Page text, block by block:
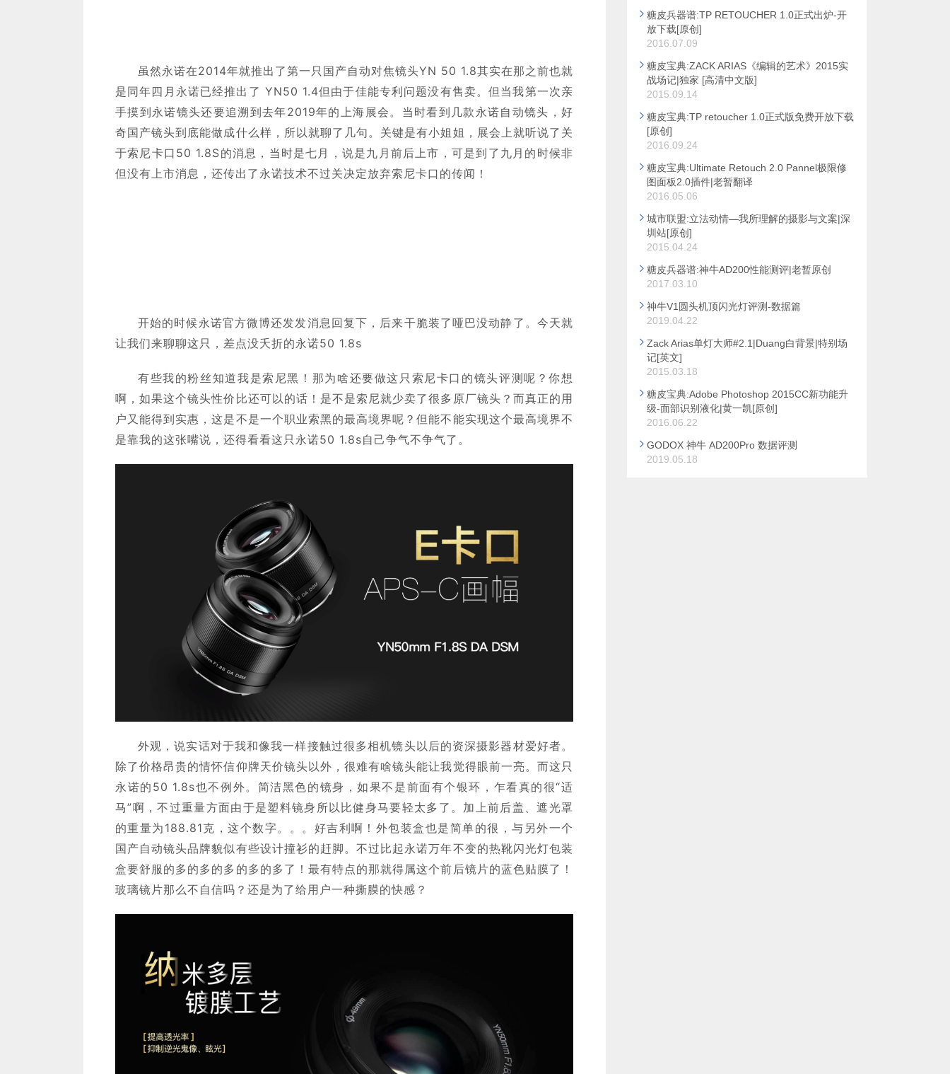
虽然永诺在2014年就推出了第一只国产自动对焦镜头YN 50 1.8其实在那之前也就
是同年四月永诺已经推出了 YN50 1.4但由于佳能专利问题没有售卖。但当我第一次亲
手摸到永诺镜头还要追溯到去年2019年的上海展会。当时看到几款永诺自动镜头，好
奇国产镜头到底能做成什么样，所以就聊了几句。关键是有小姐姐，展会上就听说了关
于索尼卡口50 1.8S的消息，当时是七月，说是九月前后上市，可是到了九月的时候非
但没有上市消息，还传出了永诺技术不过关决定放弃索尼卡口的传闻！
开始的时候永诺官方微博还发发消息回复下，后来干脆装了哑巴没动静了。今天就
让我们来聊聊这只，差点没夭折的永诺50 1.8s
有些我的粉丝知道我是索尼黑！那为啥还要做这只索尼卡口的镜头评测呢？你想
啊，如果这个镜头性价比还可以的话！是不是索尼就少卖了很多原厂镜头？而真正的用
户又能得到实惠，这是不是一个职业索黑的最高境界呢？但能不能实现这个最高境界不
是靠我的这张嘴说，还得看看这只永诺50 1.8s自己争气不争气了。
外观，说实话对于我和像我一样接触过很多相机镜头以后的资深摄影器材爱好者。
除了价格昂贵的情怀信仰牌天价镜头以外，很难有啥镜头能让我觉得眼前一亮。而这只
永诺的50 1.8s也不例外。简洁黑色的镜身，如果不是前面有个银环，乍看真的很“适
马”啊，不过重量方面由于是塑料镜身所以比健身马要轻太多了。加上前后盖、遮光罩
的重量为188.81克，这个数字。。。好吉利啊！外包装盒也是简单的很，与另外一个
国产自动镜头品牌貌似有些设计撞衫的赶脚。不过比起永诺万年不变的热靴闪光灯包装
盒要舒服的多的多的多的多的多了！最有特点的那就得属这个前后镜片的蓝色贴膜了！
玻璃镜片那么不自信吗？还是为了给用户一种撕膜的快感？
糖皮兵器谱:TP RETOUCHER 1.0正式出炉-开
放下载[原创]
2016.07.09
糖皮宝典:ZACK ARIAS《编辑的艺术》2015实
战场记|独家 [高清中文版]
2015.09.14
糖皮宝典:TP retoucher 1.0正式版免费开放下载
[原创]
2016.09.24
糖皮宝典:Ultimate Retouch 2.0 Pannel极限修
图面板2.0插件|老暂翻译
2016.05.06
城市联盟:立法动情—我所理解的摄影与文案|深
圳站[原创]
2015.04.24
糖皮兵器谱:神牛AD200性能测评|老暂原创
2017.03.10
神牛V1圆头机顶闪光灯评测-数据篇
2019.04.22
Zack Arias单灯大师#2.1|Duang白背景|特别场
记[英文]
2015.03.18
糖皮宝典:Adobe Photoshop 2015CC新功能升
级-面部识别液化|黄一凯[原创]
2016.06.22
GODOX 神牛 AD200Pro 数据评测
2019.05.18